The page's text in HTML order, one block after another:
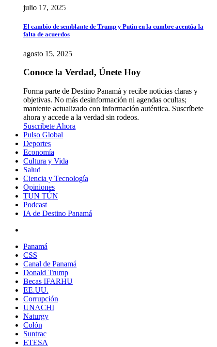
julio 17, 2025
El cambio de semblante de Trump y Putin en la cumbre acentúa la
falta de acuerdos
agosto 15, 2025
Conoce la Verdad, Únete Hoy
Forma parte de Destino Panamá y recibe noticias claras y
objetivas. No más desinformación ni agendas ocultas;
mantente actualizado con información auténtica. Suscríbete
ahora y accede a la verdad sin rodeos.
Suscribete Ahora
Pulso Global
Deportes
Economía
Cultura y Vida
Salud
Ciencia y Tecnología
Opiniones
TUN TÚN
Podcast
IA de Destino Panamá
Panamá
CSS
Canal de Panamá
Donald Trump
Becas IFARHU
EE.UU.
Corrupción
UNACHI
Naturgy
Colón
Suntrac
ETESA